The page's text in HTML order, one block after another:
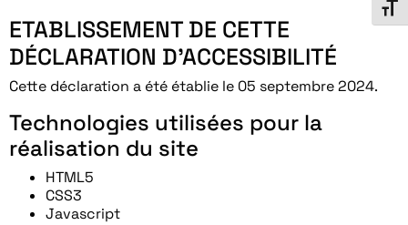
ETABLISSEMENT DE CETTE
DÉCLARATION D’ACCESSIBILITÉ
Cette déclaration a été établie le 05 septembre 2024.
Technologies utilisées pour la
réalisation du site
HTML5
CSS3
Javascript